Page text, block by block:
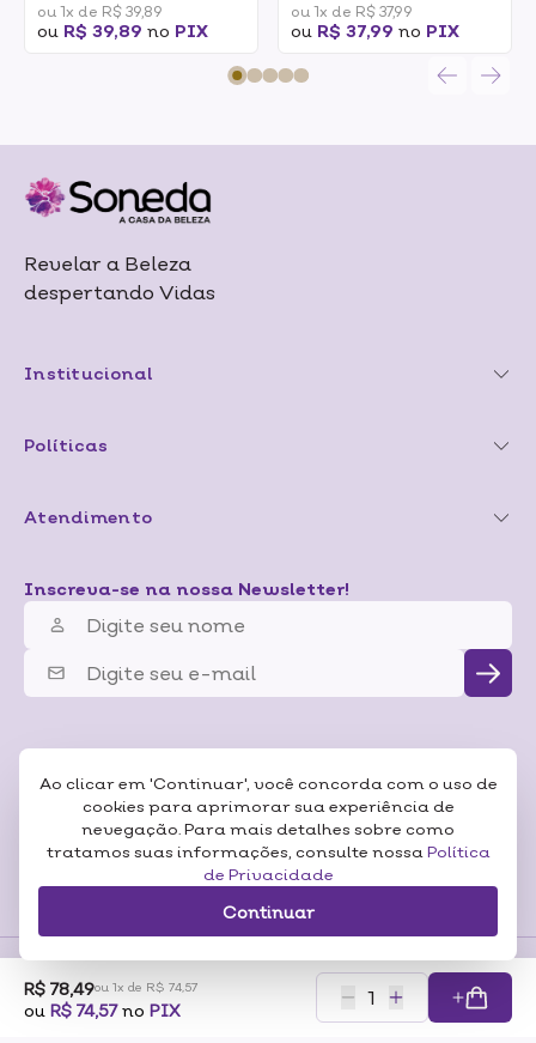
Ao clicar em 'Continuar', você concorda com o uso de
cookies para aprimorar sua experiência de
nevegação. Para mais detalhes sobre como
tratamos suas informações, consulte nossa Política
de Privacidade
Continuar
R$ 78,49ou 1x de R$ 74,57
ou R$ 74,57no PIX
ou 1x de R$ 39,89
ou R$ 39,89 no PIX
ou 1x de R$ 37,99
ou R$ 37,99 no PIX
Revelar a Beleza
despertando Vidas
Institucional
Políticas
Atendimento
Inscreva-se na nossa Newsletter!
Certificados